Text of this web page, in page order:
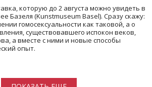
которую до 2 августа можно увидеть в
Базеля (Kunstmuseum Basel). Сразу скажу:
гомосексуальности как таковой, а о
существовавшего испокон веков,
а вместе с ними и новые способы
опыт.